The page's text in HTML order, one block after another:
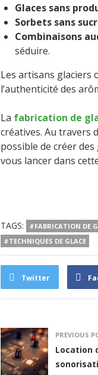
Glaces sans
Sorbets sans
Combinaisons
séduire.
Les artisans glaciers
l’authenticité des
La fabrication de
créatives. Au travers
possible de créer
vous lancer dans
TAGS: #FABRICATION DE
#TECHNIQUES DE GLACE
Twitter
PREVIOUS
Location